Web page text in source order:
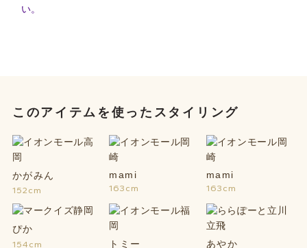
い。
このアイテムを使ったスタイリング
かがみん
152cm
mami
163cm
mami
163cm
ぴか
154cm トミー あやか